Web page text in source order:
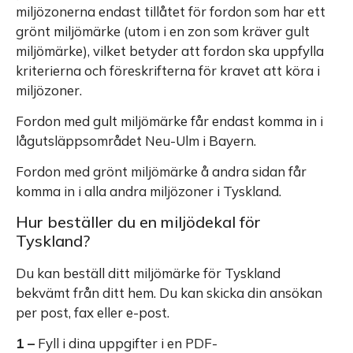
miljözonerna endast tillåtet för fordon som har ett
grönt miljömärke (utom i en zon som kräver gult
miljömärke), vilket betyder att fordon ska uppfylla
kriterierna och föreskrifterna för kravet att köra i
miljözoner.
Fordon med gult miljömärke får endast komma in i
lågutsläppsområdet Neu-Ulm i Bayern.
Fordon med grönt miljömärke å andra sidan får
komma in i alla andra miljözoner i Tyskland.
Hur beställer du en miljödekal för
Tyskland?
Du kan beställ ditt miljömärke för Tyskland
bekvämt från ditt hem. Du kan skicka din ansökan
per post, fax eller e-post.
1 – Fyll i dina uppgifter i en PDF-